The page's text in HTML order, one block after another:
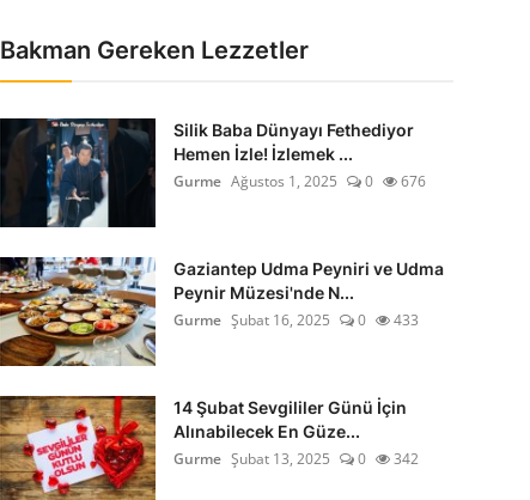
Bakman Gereken Lezzetler
Silik Baba Dünyayı Fethediyor
Hemen İzle! İzlemek ...
Gurme Ağustos 1, 2025 0 676
Gaziantep Udma Peyniri ve Udma
Peynir Müzesi'nde N...
Gurme Şubat 16, 2025 0 433
14 Şubat Sevgililer Günü İçin
Alınabilecek En Güze...
Gurme Şubat 13, 2025 0 342